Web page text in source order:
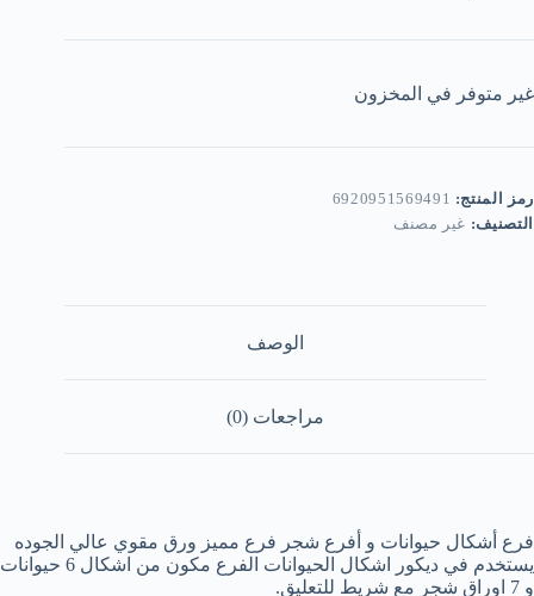
غير متوفر في المخزون
رمز المنتج: 6920951569491
التصنيف: غير مصنف
الوصف
مراجعات (0)
فرع أشكال حيوانات و أفرع شجر فرع مميز ورق مقوي عالي الجوده
يستخدم في ديكور اشكال الحيوانات الفرع مكون من اشكال 6 حيوانات
و 7 اوراق شجر مع شريط للتعليق.